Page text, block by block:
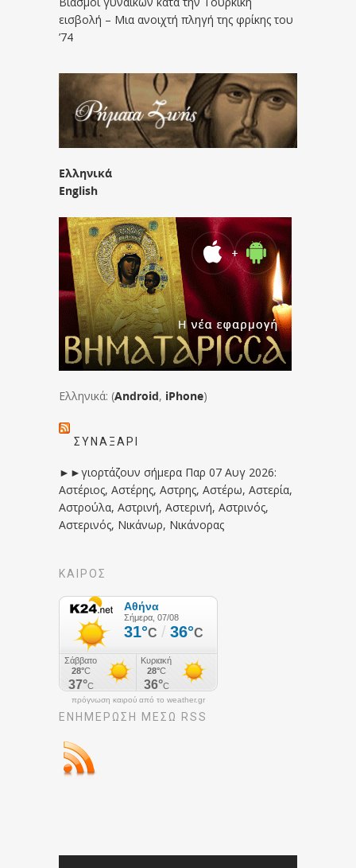
εισβολή – Μια ανοιχτή πληγή της φρίκης του
’74
Ελληνικά
English
Ελληνικά: (Android, iPhone)
ΣΥΝΑΞΆΡΙ
►►γιορτάζουν σήμερα Παρ 07 Αυγ 2026:
Αστέριος, Αστέρης, Αστρης, Αστέρω, Αστερία,
Αστρούλα, Αστρινή, Αστερινή, Αστρινός,
Αστερινός, Νικάνωρ, Νικάνορας
ΚΑΙΡΟΣ
πρόγνωση καιρού από το weather.gr
ΕΝΗΜΈΡΩΣΉ ΜΕΣΩ RSS